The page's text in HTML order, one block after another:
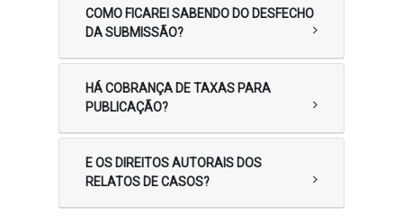
COMO FICAREI SABENDO DO DESFECHO
DA SUBMISSÃO?
HÁ COBRANÇA DE TAXAS PARA
PUBLICAÇÃO?
E OS DIREITOS AUTORAIS DOS
RELATOS DE CASOS?